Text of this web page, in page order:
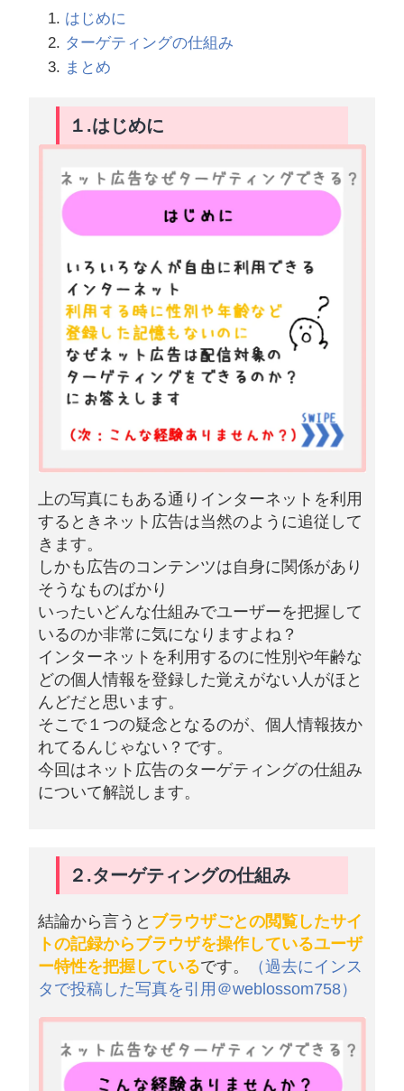
はじめに
ターゲティングの仕組み
まとめ
１.はじめに
上の写真にもある通りインターネットを利用
するときネット広告は当然のように追従して
きます。
しかも広告のコンテンツは自身に関係があり
そうなものばかり
いったいどんな仕組みでユーザーを把握して
いるのか非常に気になりますよね？
インターネットを利用するのに性別や年齢な
どの個人情報を登録した覚えがない人がほと
んどだと思います。
そこで１つの疑念となるのが、個人情報抜か
れてるんじゃない？です。
今回はネット広告のターゲティングの仕組み
について解説します。
２.ターゲティングの仕組み
結論から言うと ブラウザごとの閲覧したサイ
トの記録からブラウザを操作しているユーザ
ー特性を把握しているです。
（過去にインス
タで投稿した写真を引用＠weblossom758）